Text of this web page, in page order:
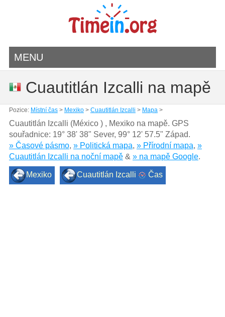
MENU
Cuautitlán Izcalli na mapě
Pozice: Místní čas> Mexiko> Cuautitlán Izcalli > Mapa>
Cuautitlán Izcalli (México ) , Mexiko na mapě. GPS
souřadnice: 19° 38' 38" Sever, 99° 12' 57.5" Západ.
» Časové pásmo, » Politická mapa, » Přírodní mapa, »
Cuautitlán Izcalli na noční mapě& » na mapě Google.
Mexiko Cuautitlán Izcalli Čas